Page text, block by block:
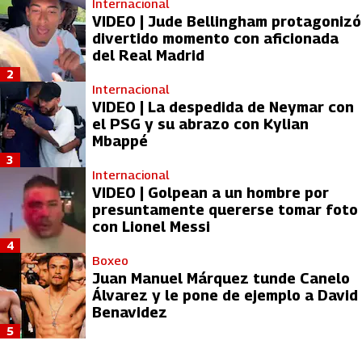
VIDEO | Jude Bellingham protagonizó
divertido momento con aficionada
del Real Madrid
2
Internacional
VIDEO | La despedida de Neymar con
el PSG y su abrazo con Kylian
Mbappé
3
Internacional
VIDEO | Golpean a un hombre por
presuntamente quererse tomar foto
con Lionel Messi
4
Boxeo
Juan Manuel Márquez tunde Canelo
Álvarez y le pone de ejemplo a David
Benavidez
5